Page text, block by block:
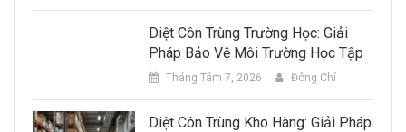
Diệt Côn Trùng Trường Học: Giải
Pháp Bảo Vệ Môi Trường Học Tập
Tháng Tám 7, 2026 Đông Chí
Diệt Côn Trùng Kho Hàng: Giải Pháp